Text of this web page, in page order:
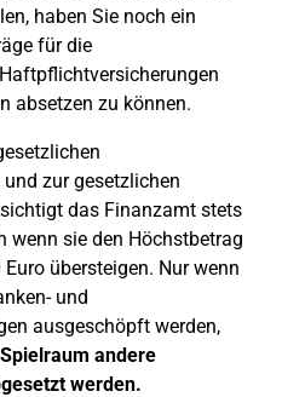
haben Sie noch ein
für die
absetzen zu können.
zur gesetzlichen
das Finanzamt stets
wenn sie den Höchstbetrag
übersteigen. Nur wenn
und
ausgeschöpft werden,
andere
werden.